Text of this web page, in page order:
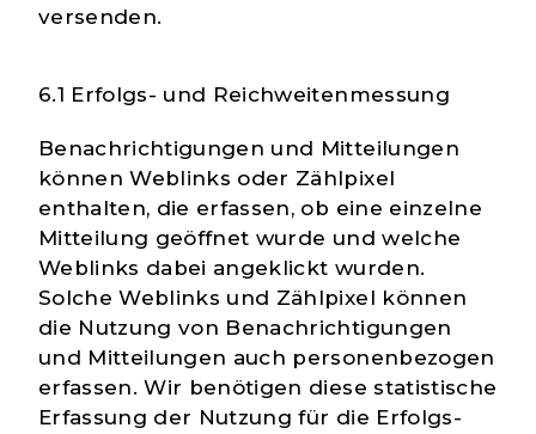
versenden.
6.1 Erfolgs- und Reichweitenmessung
Benachrichtigungen und Mitteilungen
können Weblinks oder Zählpixel
enthalten, die erfassen, ob eine einzelne
Mitteilung geöffnet wurde und welche
Weblinks dabei angeklickt wurden.
Solche Weblinks und Zählpixel können
die Nutzung von Benachrichtigungen
und Mitteilungen auch personenbezogen
erfassen. Wir benötigen diese statistische
Erfassung der Nutzung für die Erfolgs-